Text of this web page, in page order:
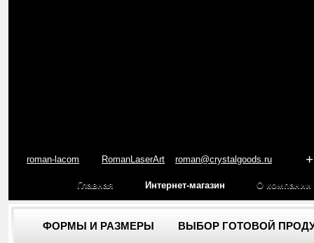
roman-lacom RomanLaserArt roman@crystalgoods.ru
Главная Интернет-магазин О компании
ФОРМЫ И РАЗМЕРЫ ВЫБОР ГОТОВОЙ